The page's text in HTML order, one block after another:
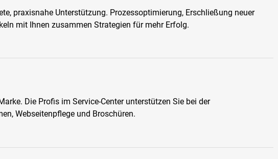
praxisnahe Unterstützung. Prozessoptimierung, Erschließung neuer
mit Ihnen zusammen Strategien für mehr Erfolg.
Die Profis im Service-Center unterstützen Sie bei der
Webseitenpflege und Broschüren.